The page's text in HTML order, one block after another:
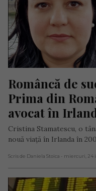
Româncă de
Prima din
avocat în
Cristina Stamatescu, o
nouă viaţă în Irlanda în
Scris de Daniela Stoica - miercuri, 24